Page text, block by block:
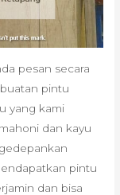
pesan secara
pintu
yang kami
dan kayu
pintu
dan bisa